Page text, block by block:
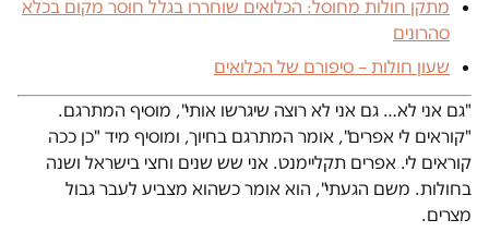
מתקן חולות מחוסל: הכלואים שוחררו בגלל חוסר מקום בכלא
סהרונים
שעון חולות – סיפורם של הכלואים
"גם אני לא… גם אני לא רוצה שיגרשו אותי", מוסיף המתרגם.
"קוראים לי אפרים", אומר המתרגם בחיוך, ומוסיף מיד "כן ככה
קוראים לי. אפרים תקליימנט. אני שש שנים וחצי בישראל ושנה
בחולות. משם הגעתי", הוא אומר כשהוא מצביע לעבר גבול
מצרים.